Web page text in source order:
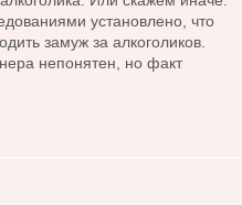
установлено, что
замуж за алкоголиков.
непонятен, но факт